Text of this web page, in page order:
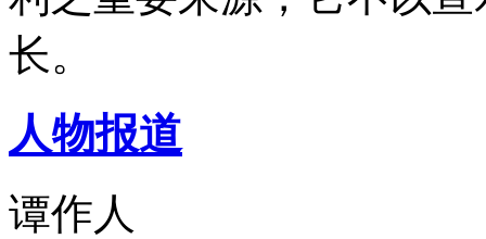
长。
人物报道
谭作人